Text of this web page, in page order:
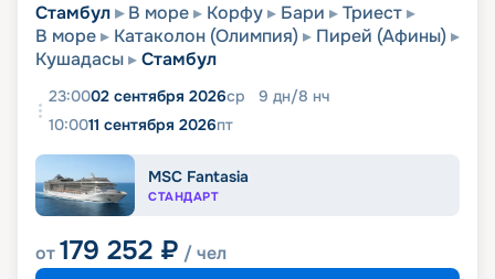
Стамбул В море Корфу Бари
Триест
В море
Катаколон (Олимпия)
Пирей (Афины)
Кушадасы
Стамбул
23:0002 сентября 2026ср 9 дн/8 нч
10:0011 сентября 2026пт
MSC Fantasia
СТАНДАРТ
от179 252 ₽ / чел